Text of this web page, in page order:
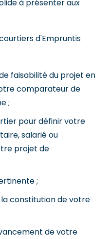
à présenter aux
d'Empruntis
faisabilité du projet en
comparateur de
;
pour définir votre
salarié ou
projet de
;
constitution de votre
de votre